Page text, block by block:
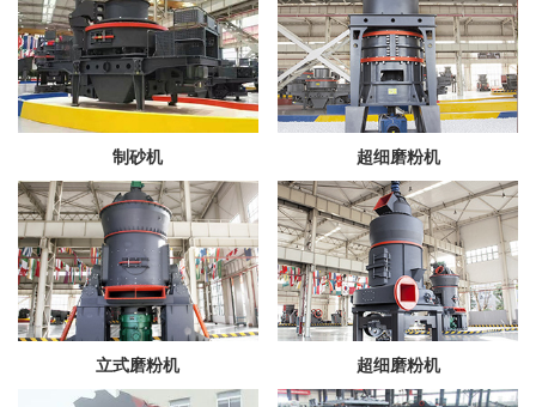
制砂机 超细磨粉机
立式磨粉机 超细磨粉机